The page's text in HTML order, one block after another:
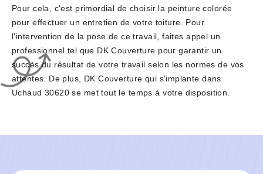
Pour cela, c'est primordial de choisir la peinture colorée
pour effectuer un entretien de votre toiture. Pour
l'intervention de la pose de ce travail, faites appel un
professionnel tel que DK Couverture pour garantir un
succès du résultat de votre travail selon les normes de vos
attentes. De plus, DK Couverture qui s'implante dans
Uchaud 30620 se met tout le temps à votre disposition.